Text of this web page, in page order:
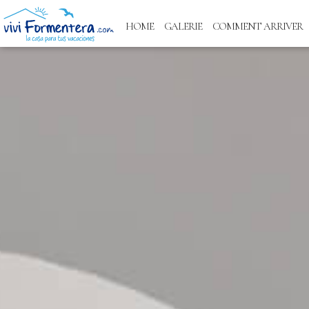
HOME GALERIE COMMENT ARRIVER